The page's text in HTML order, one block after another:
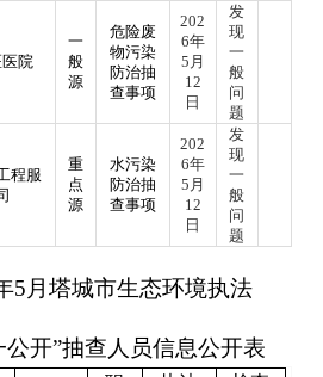
院
一
般
源
危险废
物污染
防治抽
查事项
202
6年
5月
12
日
发
现
一
般
问
题
程服
重
点
源
水污染
防治抽
查事项
202
6年
5月
12
日
发
现
一
般
问
题
5月塔城市生态环境执法
公开”抽查人员信息公开表